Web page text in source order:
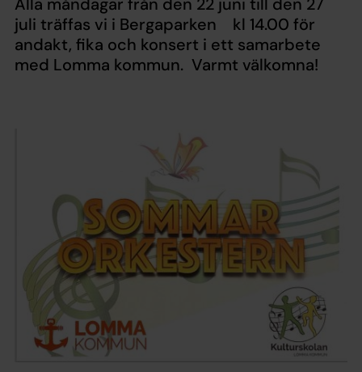
juli träffas vi i Bergaparken kl 14.00 för
andakt, fika och konsert i ett samarbete
med Lomma kommun. Varmt välkomna!